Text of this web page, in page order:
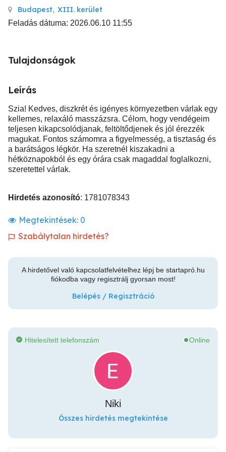
Budapest, XIII. kerület
Feladás dátuma: 2026.06.10 11:55
Tulajdonságok
Leírás
Szia! Kedves, diszkrét és igényes környezetben várlak egy
kellemes, relaxáló masszázsra. Célom, hogy vendégeim
teljesen kikapcsolódjanak, feltöltődjenek és jól érezzék
magukat. Fontos számomra a figyelmesség, a tisztaság és
a barátságos légkör. Ha szeretnél kiszakadni a
hétköznapokból és egy órára csak magaddal foglalkozni,
szeretettel várlak.
Hirdetés azonosító: 1781078343
Megtekintések: 0
Szabálytalan hirdetés?
A hirdetővel való kapcsolatfelvételhez lépj be startapró.hu
fiókodba vagy regisztrálj gyorsan most!
Belépés / Regisztráció
Hitelesített telefonszám Online
Niki
Összes hirdetés megtekintése